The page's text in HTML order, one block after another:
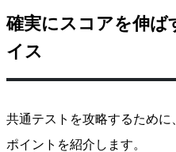
確実にスコアを伸ば
イス
共通テストを攻略するため
ポイントを紹介します。